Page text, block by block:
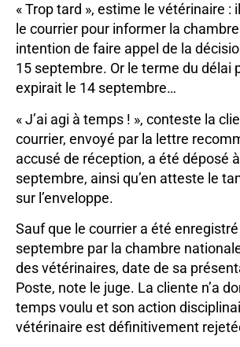
« Trop tard », estime le vétérinaire :
le courrier pour informer la
intention de faire appel de la
15 septembre. Or le terme du délai
expirait le 14 septembre…
« J’ai agi à temps ! », conteste la
courrier, envoyé par la lettre
accusé de réception, a été déposé
septembre, ainsi qu’en atteste le
sur l’enveloppe.
Sauf que le courrier a été
septembre par la chambre
des vétérinaires, date de sa
Poste, note le juge. La cliente n’a
temps voulu et son action
vétérinaire est définitivement